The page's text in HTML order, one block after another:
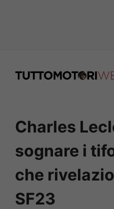
Charles
sognare i
che
SF23